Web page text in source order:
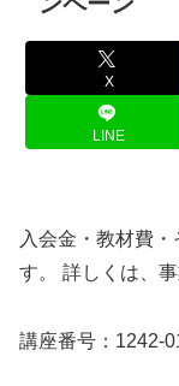
X
LINE
入会金・教材費
す。 詳しくは、
講座番号：1242-